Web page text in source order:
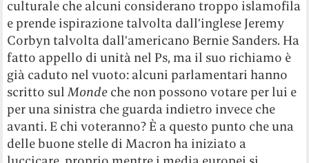
culturale che alcuni considerano troppo islamofila
e prende ispirazione talvolta dall’inglese Jeremy
Corbyn talvolta dall’americano Bernie Sanders. Ha
fatto appello di unità nel Ps, ma il suo richiamo è
già caduto nel vuoto: alcuni parlamentari hanno
scritto sulMonde che non possono votare per lui e
per una sinistra che guarda indietro invece che
avanti. E chi voteranno? È a questo punto che una
delle buone stelle di Macron ha iniziato a